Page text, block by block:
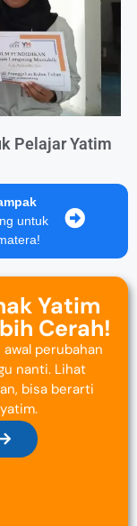
Pelajar Yatim
untuk
Yatim
Cerah!
perubahan
nanti. Lihat
bisa berarti